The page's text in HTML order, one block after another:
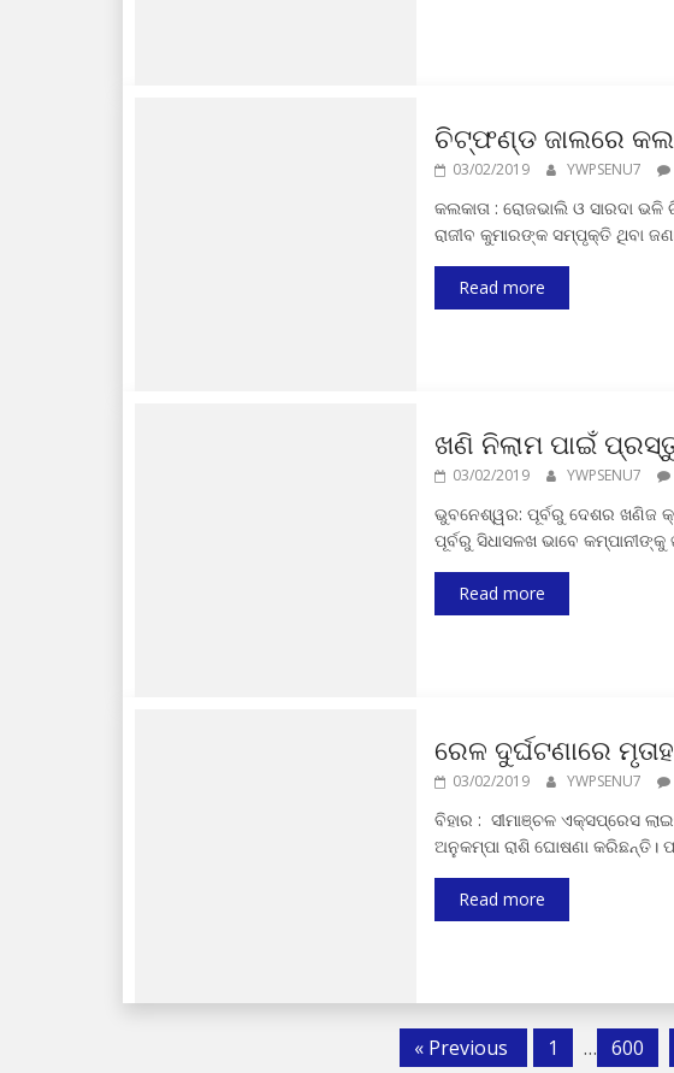
ଚିଟ୍‍ଫଣ୍ଡ ଜାଲରେ
03/02/2019 YWPSENU7
କଲକାତା : ରୋଜଭାଲି ଓ ସାରଦା
ରାଜୀବ କୁମାରଙ୍କ ସମ୍ପୃକ୍ତି ଥିବା
Read more
ଖଣି ନିଲାମ ପାଇଁ
03/02/2019 YWPSENU7
ଭୁବନେଶ୍ୱର: ପୂର୍ବରୁ ଦେଶର ଖଣିଜ
ପୂର୍ବରୁ ସିଧାସଳଖ ଭାବେ
Read more
ରେଳ ଦୁର୍ଘଟଣାରେ
03/02/2019 YWPSENU7
ବିହାର : ସୀମାଞ୍ଚଳ ଏକ୍ସପ୍ରେସ
ଅନୁକମ୍ପା ରାଶି ଘୋଷଣା
Read more
« Previous 1 … 600